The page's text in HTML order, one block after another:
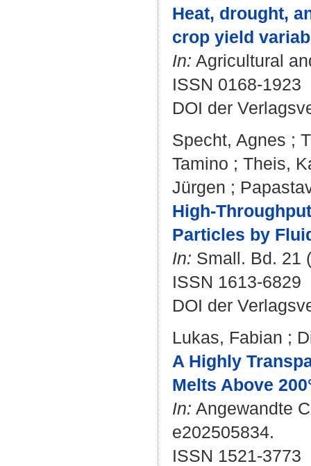
Heat, drought,
crop yield
In: Agricultural
ISSN 0168-1923
DOI der
Specht, Agnes ;
Tamino ; Theis,
Jürgen ;
High-
Particles by
In: Small. Bd. 21
ISSN 1613-6829
DOI der
Lukas, Fabian ;
A Highly
Melts Above
In: Angewandte
e202505834.
ISSN 1521-3773